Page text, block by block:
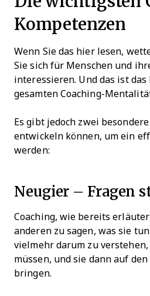
Kompetenzen
Wenn Sie das hier lesen,
Sie sich für Menschen und
interessieren. Und das ist das
gesamten Coaching-
Es gibt jedoch zwei
entwickeln können, um ein
werden:
Neugier – Fragen
Coaching, wie bereits
anderen zu sagen, was sie
vielmehr darum zu
müssen, und sie dann auf
bringen.